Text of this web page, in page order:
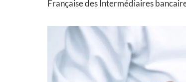
Française des Intermédiaires